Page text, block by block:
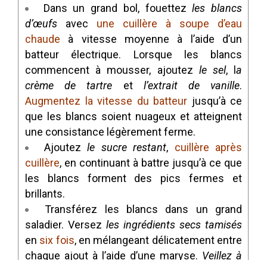
Dans un grand bol, fouettezles blancs
d’œufs avec une cuillère à soupe d’eau
chaude à vitesse moyenne à l’aide d’un
batteur électrique. Lorsque les blancs
commencent à mousser, ajoutez le sel, la
crème de tartre et l’extrait de vanille.
Augmentez la vitesse du batteur jusqu’à ce
que les blancs soient nuageux et atteignent
une consistance légèrement ferme.
Ajoutez le sucre restant, cuillère après
cuillère, en continuant à battre jusqu’à ce que
les blancs forment des pics fermes et
brillants.
Transférez les blancs dans un grand
saladier. Versez les ingrédients secs tamisés
en six fois, en mélangeant délicatement entre
chaque ajout à l’aide d’une maryse. Veillez à